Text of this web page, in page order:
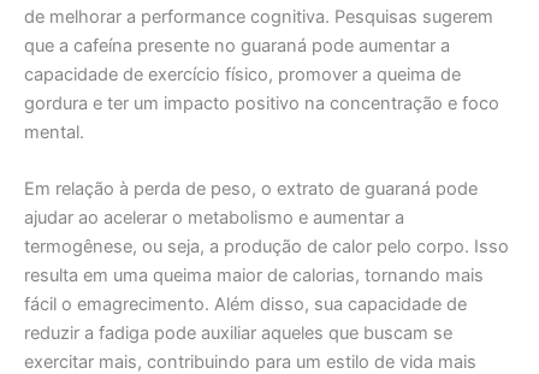
de melhorar a performance cognitiva. Pesquisas sugerem
que a cafeína presente no guaraná pode aumentar a
capacidade de exercício físico, promover a queima de
gordura e ter um impacto positivo na concentração e foco
mental.
Em relação à perda de peso, o extrato de guaraná pode
ajudar ao acelerar o metabolismo e aumentar a
termogênese, ou seja, a produção de calor pelo corpo. Isso
resulta em uma queima maior de calorias, tornando mais
fácil o emagrecimento. Além disso, sua capacidade de
reduzir a fadiga pode auxiliar aqueles que buscam se
exercitar mais, contribuindo para um estilo de vida mais